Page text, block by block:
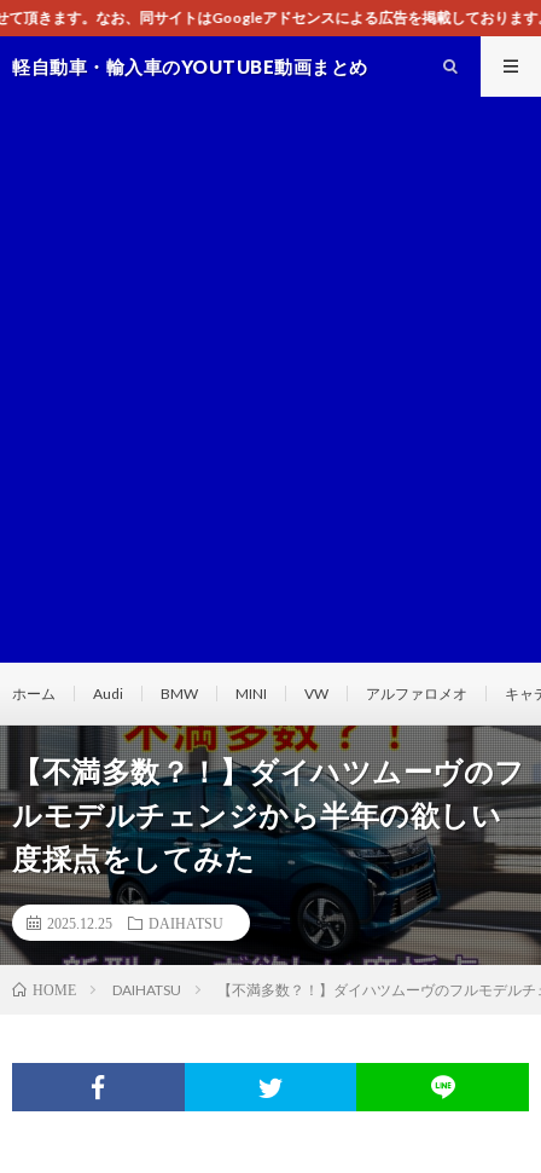
はGoogleアドセンスによる広告を掲載しております。
軽自動車・輸入車のYOUTUBE動画まとめ
ホーム Audi BMW MINI VW アルファロメオ キャ
【不満多数？！】ダイハツムーヴのフ
ルモデルチェンジから半年の欲しい
度採点をしてみた
2025.12.25 DAIHATSU
HOME DAIHATSU 【不満多数？！】ダイハツムーヴのフルモデル